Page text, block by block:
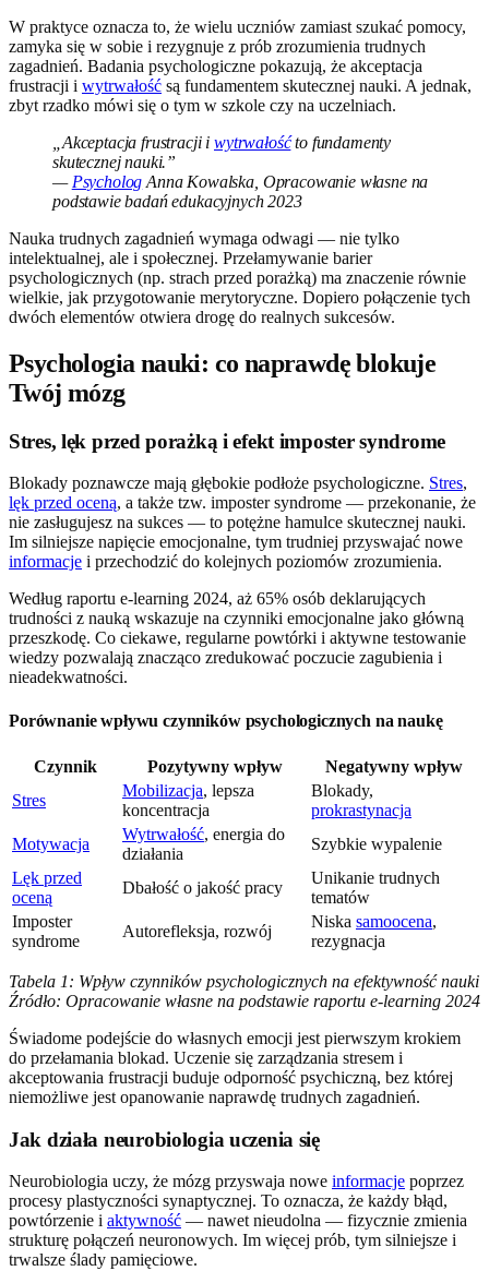
W praktyce oznacza to, że wielu uczniów zamiast szukać pomocy,
zamyka się w sobie i rezygnuje z prób zrozumienia trudnych
zagadnień. Badania psychologiczne pokazują, że akceptacja
frustracji i wytrwałość są fundamentem skutecznej nauki. A jednak,
zbyt rzadko mówi się o tym w szkole czy na uczelniach.
„Akceptacja frustracji i wytrwałośćto fundamenty
skutecznej nauki.”
— Psycholog Anna Kowalska, Opracowanie własne na
podstawie badań edukacyjnych 2023
Nauka trudnych zagadnień wymaga odwagi — nie tylko
intelektualnej, ale i społecznej. Przełamywanie barier
psychologicznych (np. strach przed porażką) ma znaczenie równie
wielkie, jak przygotowanie merytoryczne. Dopiero połączenie tych
dwóch elementów otwiera drogę do realnych sukcesów.
Psychologia nauki: co naprawdę blokuje
Twój mózg
Stres, lęk przed porażką i efekt imposter syndrome
Blokady poznawcze mają głębokie podłoże psychologiczne. Stres,
lęk przed oceną, a także tzw. imposter syndrome — przekonanie, że
nie zasługujesz na sukces — to potężne hamulce skutecznej nauki.
Im silniejsze napięcie emocjonalne, tym trudniej przyswajać nowe
informacje i przechodzić do kolejnych poziomów zrozumienia.
Według raportu e-learning 2024, aż 65% osób deklarujących
trudności z nauką wskazuje na czynniki emocjonalne jako główną
przeszkodę. Co ciekawe, regularne powtórki i aktywne testowanie
wiedzy pozwalają znacząco zredukować poczucie zagubienia i
nieadekwatności.
Porównanie wpływu czynników psychologicznych na naukę
Czynnik Pozytywny wpływ
Negatywny wpływ
Stres
Mobilizacja, lepsza
koncentracja
Blokady,
prokrastynacja
Motywacja
Wytrwałość, energia do
działania
Szybkie wypalenie
Lęk przed
oceną
Dbałość o jakość pracy
Unikanie trudnych
tematów
Imposter
syndrome
Autorefleksja, rozwój
Niska samoocena,
rezygnacja
Tabela 1: Wpływ czynników psychologicznych na efektywność nauki
Źródło: Opracowanie własne na podstawie raportu e-learning 2024
Świadome podejście do własnych emocji jest pierwszym krokiem
do przełamania blokad. Uczenie się zarządzania stresem i
akceptowania frustracji buduje odporność psychiczną, bez której
niemożliwe jest opanowanie naprawdę trudnych zagadnień.
Jak działa neurobiologia uczenia się
Neurobiologia uczy, że mózg przyswaja nowe informacje poprzez
procesy plastyczności synaptycznej. To oznacza, że każdy błąd,
powtórzenie i aktywność — nawet nieudolna — fizycznie zmienia
strukturę połączeń neuronowych. Im więcej prób, tym silniejsze i
trwalsze ślady pamięciowe.